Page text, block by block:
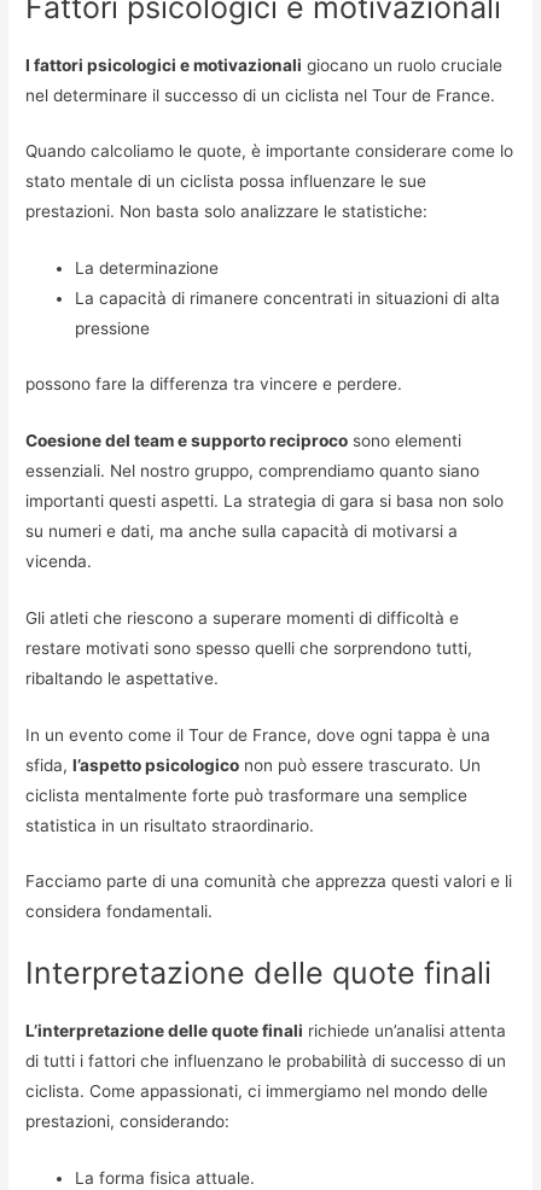
I fattori psicologici e motivazionali giocano un ruolo cruciale
nel determinare il successo di un ciclista nel Tour de France.
Quando calcoliamo le quote, è importante considerare come lo
stato mentale di un ciclista possa influenzare le sue
prestazioni. Non basta solo analizzare le statistiche:
La determinazione
La capacità di rimanere concentrati in situazioni di alta
pressione
possono fare la differenza tra vincere e perdere.
Coesione del team e supporto reciproco sono elementi
essenziali. Nel nostro gruppo, comprendiamo quanto siano
importanti questi aspetti. La strategia di gara si basa non solo
su numeri e dati, ma anche sulla capacità di motivarsi a
vicenda.
Gli atleti che riescono a superare momenti di difficoltà e
restare motivati sono spesso quelli che sorprendono tutti,
ribaltando le aspettative.
In un evento come il Tour de France, dove ogni tappa è una
sfida,l’aspetto psicologico non può essere trascurato. Un
ciclista mentalmente forte può trasformare una semplice
statistica in un risultato straordinario.
Facciamo parte di una comunità che apprezza questi valori e li
considera fondamentali.
Interpretazione delle quote finali
L’interpretazione delle quote finali richiede un’analisi attenta
di tutti i fattori che influenzano le probabilità di successo di un
ciclista. Come appassionati, ci immergiamo nel mondo delle
prestazioni, considerando:
La forma fisica attuale.